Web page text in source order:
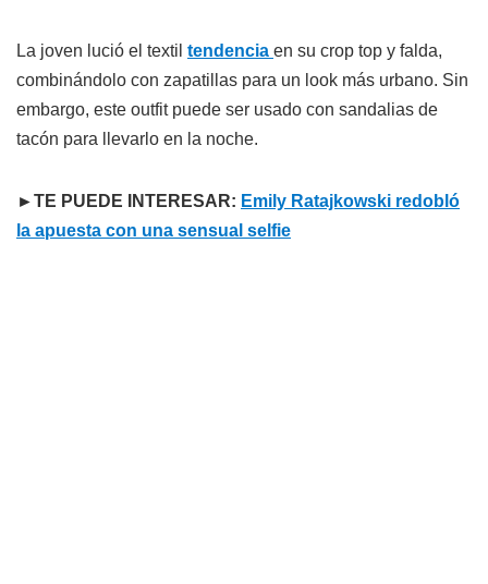
La joven lució el textil tendencia en su crop top y falda,
combinándolo con zapatillas para un look más urbano. Sin
embargo, este outfit puede ser usado con sandalias de
tacón para llevarlo en la noche.
►TE PUEDE INTERESAR: Emily Ratajkowski redobló
la apuesta con una sensual selfie